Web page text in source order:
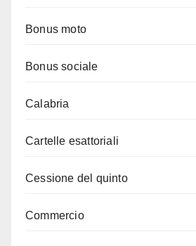
Bonus moto
Bonus sociale
Calabria
Cartelle esattoriali
Cessione del quinto
Commercio